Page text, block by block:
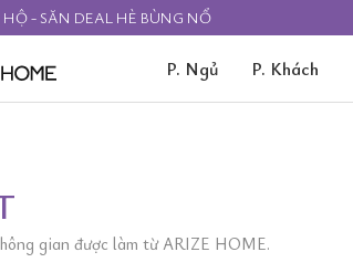
- SĂN DEAL HÈ BÙNG NỔ
P. Ngủ P. Khách
gian được làm từ ARIZE HOME.